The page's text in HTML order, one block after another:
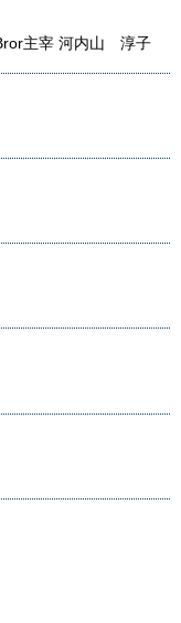
主宰 河内山 淳子